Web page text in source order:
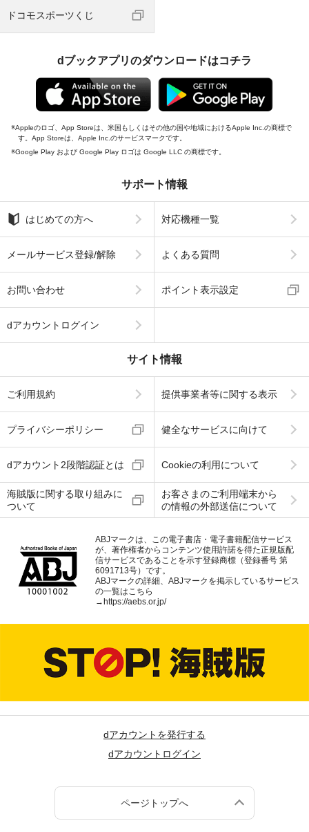
ドコモスポーツくじ
dブックアプリのダウンロードはコチラ
Appleのロゴ、App Storeは、米国もしくはその他の国や地域におけるApple Inc.の商標で
す。App Storeは、Apple Inc.のサービスマークです。
Google Play および Google Play ロゴは Google LLC の商標です。
サポート情報
はじめての方へ 対応機種一覧
メールサービス登録/解除 よくある質問
お問い合わせ ポイント表示設定
dアカウントログイン
サイト情報
ご利用規約 提供事業者等に関する表示
プライバシーポリシー 健全なサービスに向けて
dアカウント2段階認証とは Cookieの利用について
海賊版に関する取り組みに
ついて
お客さまのご利用端末から
の情報の外部送信について
ABJマークは、この電子書店・電子書籍配信サービス
が、著作権者からコンテンツ使用許諾を得た正規版配
信サービスであることを示す登録商標（登録番号 第
6091713号）です。
ABJマークの詳細、ABJマークを掲示しているサービス
の一覧はこちら
→https://aebs.or.jp/
dアカウントを発行する
dアカウントログイン
ページトップへ